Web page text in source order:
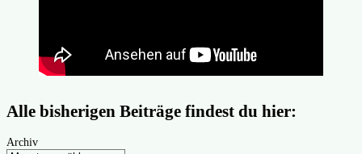
Alle bisherigen Beiträge findest du hier:
Archiv